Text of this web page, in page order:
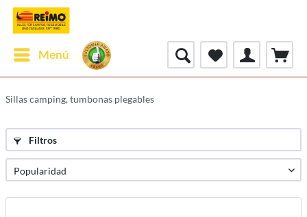
Menú
Sillas camping, tumbonas plegables
Filtros